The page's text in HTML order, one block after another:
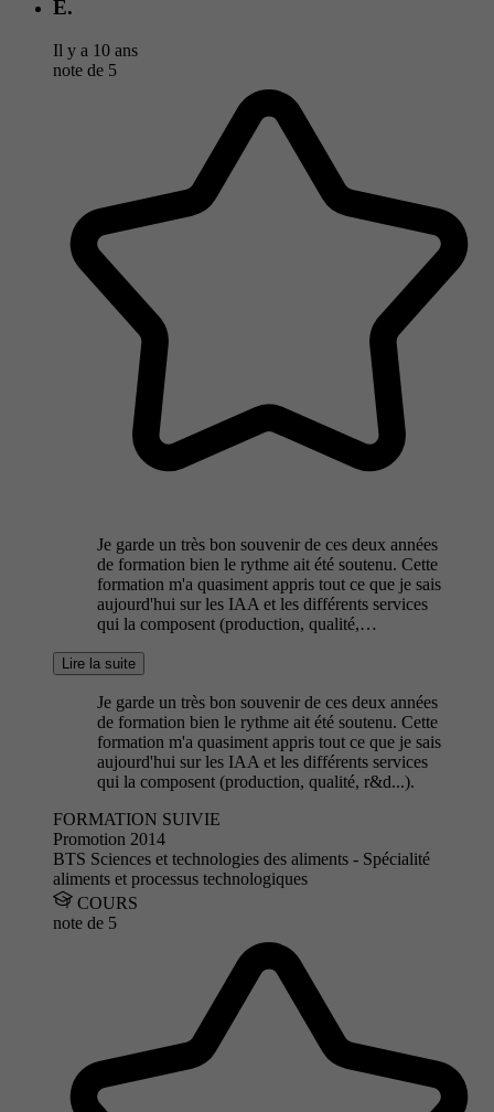
E.
Il y a 10 ans
note de 5
Je garde un très bon souvenir de ces deux années
de formation bien le rythme ait été soutenu. Cette
formation m'a quasiment appris tout ce que je sais
aujourd'hui sur les IAA et les différents services
qui la composent (production, qualité,…
Lire la suite
Je garde un très bon souvenir de ces deux années
de formation bien le rythme ait été soutenu. Cette
formation m'a quasiment appris tout ce que je sais
aujourd'hui sur les IAA et les différents services
qui la composent (production, qualité, r&d...).
FORMATION SUIVIE
Promotion 2014
BTS Sciences et technologies des aliments - Spécialité
aliments et processus technologiques
COURS
note de 5